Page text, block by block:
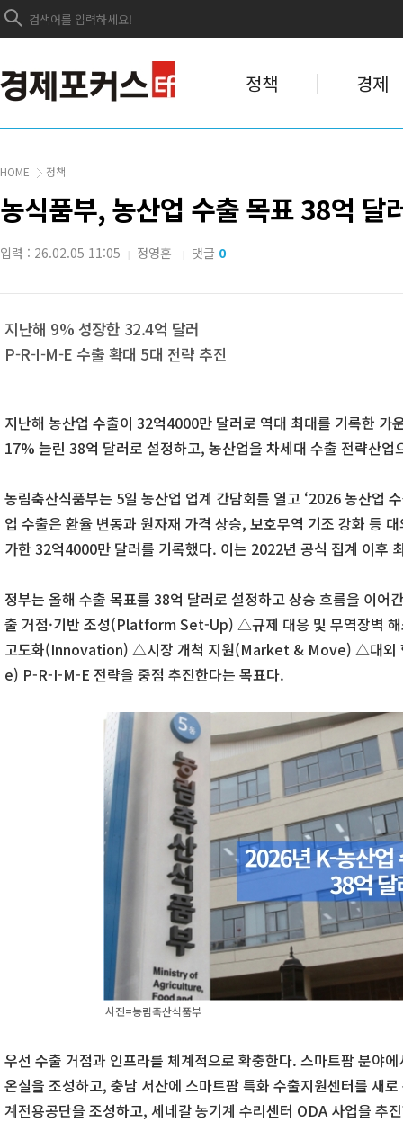
정책 경제
HOME 정책
농식품부, 농산업 수출 목표 38억
입력 : 26.02.05 11:05 | 정영훈 | 댓글 0
지난해 9% 성장한 32.4억 달러
P-R-I-M-E 수출 확대 5대 전략 추진
지난해 농산업 수출이 32억4000만 달러로 역대 최대를 기록한 가
17% 늘린 38억 달러로 설정하고, 농산업을 차세대 수출 전략산업
농림축산식품부는 5일 농산업 업계 간담회를 열고 ‘2026 농산업
업 수출은 환율 변동과 원자재 가격 상승, 보호무역 기조 강화 등
가한 32억4000만 달러를 기록했다. 이는 2022년 공식 집계 이후
정부는 올해 수출 목표를 38억 달러로 설정하고 상승 흐름을 이어
출 거점·기반 조성(Platform Set-Up) △규제 대응 및 무역장벽
고도화(Innovation) △시장 개척 지원(Market & Move) △대외
e) P-R-I-M-E 전략을 중점 추진한다는 목표다.
사진=농림축산식품부
우선 수출 거점과 인프라를 체계적으로 확충한다. 스마트팜 분야
온실을 조성하고, 충남 서산에 스마트팜 특화 수출지원센터를 새
계전용공단을 조성하고, 세네갈 농기계 수리센터 ODA 사업을 추